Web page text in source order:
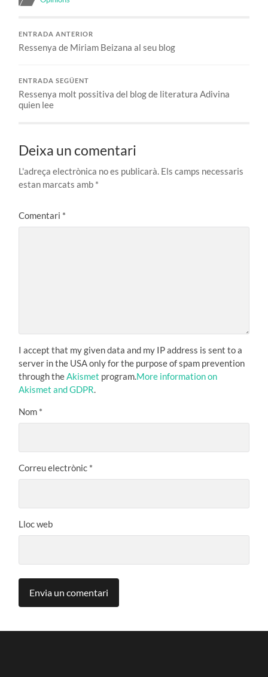
ENTRADA ANTERIOR
Ressenya de Miriam Beizana al seu blog
ENTRADA SEGÜENT
Ressenya molt possitiva del blog de literatura Adivina
quien lee
Deixa un comentari
L'adreça electrònica no es publicarà. Els camps necessaris
estan marcats amb *
Comentari *
I accept that my given data and my IP address is sent to a
server in the USA only for the purpose of spam prevention
through theAkismet program.More information on
Akismet and GDPR.
Nom *
Correu electrònic *
Lloc web